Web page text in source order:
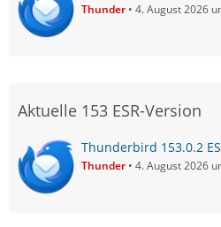
Thunder 4. August 2026
Aktuelle 153 ESR-Version
Thunderbird 153.0.2
Thunder 4. August 2026